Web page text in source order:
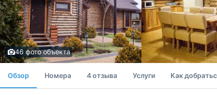
46 фото объекта
Обзор Номера 4 отзыва Услуги Как